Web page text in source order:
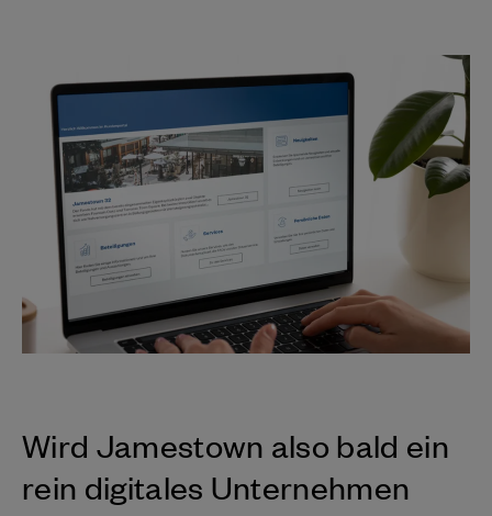
Wird Jamestown also bald ein
rein digitales Unternehmen